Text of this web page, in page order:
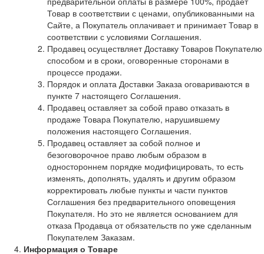
Товар в соответствии с ценами, опубликованными на
Сайте, а Покупатель оплачивает и принимает Товар в
соответствии с условиями Соглашения.
Продавец осуществляет Доставку Товаров Покупателю
способом и в сроки, оговоренные сторонами в
процессе продажи.
Порядок и оплата Доставки Заказа оговариваются в
пункте 7 настоящего Соглашения.
Продавец оставляет за собой право отказать в
продаже Товара Покупателю, нарушившему
положения настоящего Соглашения.
Продавец оставляет за собой полное и
безоговорочное право любым образом в
одностороннем порядке модифицировать, то есть
изменять, дополнять, удалять и другим образом
корректировать любые пункты и части пунктов
Соглашения без предварительного оповещения
Покупателя. Но это не является основанием для
отказа Продавца от обязательств по уже сделанным
Покупателем Заказам.
Информация о Товаре